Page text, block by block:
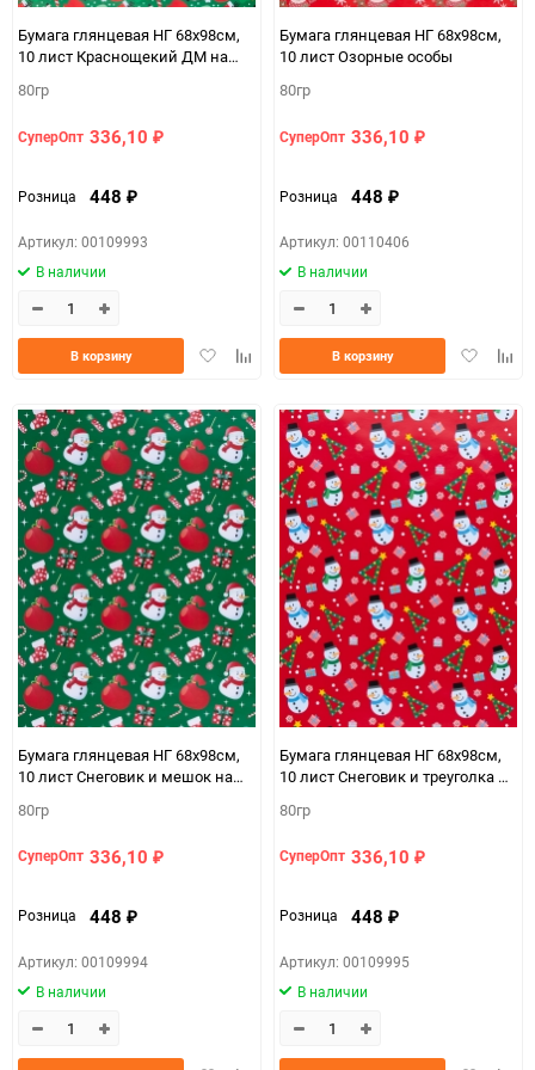
Бумага глянцевая НГ 68х98см,
10 лист Краснощекий ДМ на
80гр
СуперОпт 336,10 ₽
Розница 448 ₽
Артикул: 00109993
В наличии
ДобавитьДобавить
В корзину
Бумага глянцевая НГ 68х98см,
10 лист Озорные особы
80гр
СуперОпт 336,10 ₽
Розница 448 ₽
Артикул: 00110406
В наличии
Добавить
В корзину
Бумага глянцевая НГ 68х98см,
10 лист Снеговик и мешок на
80гр
СуперОпт 336,10 ₽
Розница 448 ₽
Артикул: 00109994
В наличии
Бумага глянцевая НГ 68х98см,
10 лист Снеговик и треуголка на
80гр
СуперОпт 336,10 ₽
Розница 448 ₽
Артикул: 00109995
В наличии